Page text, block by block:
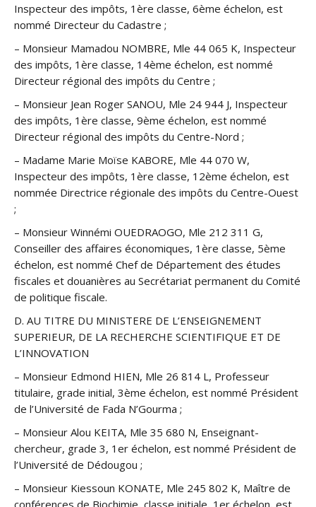
Inspecteur des impôts, 1ère classe, 6ème échelon, est
nommé Directeur du Cadastre ;
– Monsieur Mamadou NOMBRE, Mle 44 065 K, Inspecteur
des impôts, 1ère classe, 14ème échelon, est nommé
Directeur régional des impôts du Centre ;
– Monsieur Jean Roger SANOU, Mle 24 944 J, Inspecteur
des impôts, 1ère classe, 9ème échelon, est nommé
Directeur régional des impôts du Centre-Nord ;
– Madame Marie Moïse KABORE, Mle 44 070 W,
Inspecteur des impôts, 1ère classe, 12ème échelon, est
nommée Directrice régionale des impôts du Centre-Ouest
;
– Monsieur Winnémi OUEDRAOGO, Mle 212 311 G,
Conseiller des affaires économiques, 1ère classe, 5ème
échelon, est nommé Chef de Département des études
fiscales et douanières au Secrétariat permanent du Comité
de politique fiscale.
D. AU TITRE DU MINISTERE DE L’ENSEIGNEMENT
SUPERIEUR, DE LA RECHERCHE SCIENTIFIQUE ET DE
L’INNOVATION
– Monsieur Edmond HIEN, Mle 26 814 L, Professeur
titulaire, grade initial, 3ème échelon, est nommé Président
de l’Université de Fada N’Gourma ;
– Monsieur Alou KEITA, Mle 35 680 N, Enseignant-
chercheur, grade 3, 1er échelon, est nommé Président de
l’Université de Dédougou ;
– Monsieur Kiessoun KONATE, Mle 245 802 K, Maître de
conférences de Biochimie, classe initiale, 1er échelon, est